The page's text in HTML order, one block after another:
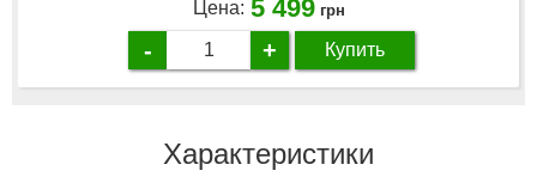
Цена: 5 499 грн
- + Купить
Характеристики